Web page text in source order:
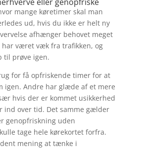
mange køretimer skal man
ud, hvis du ikke er helt ny
afhænger behovet meget
været væk fra trafikken, og
til prøve igen.
for få opfriskende timer for at
igen. Andre har glæde af et mere
hvis der er kommet usikkerhed
ind over tid. Det samme gælder
genopfriskning uden
tage hele kørekortet forfra.
mening at tænke i